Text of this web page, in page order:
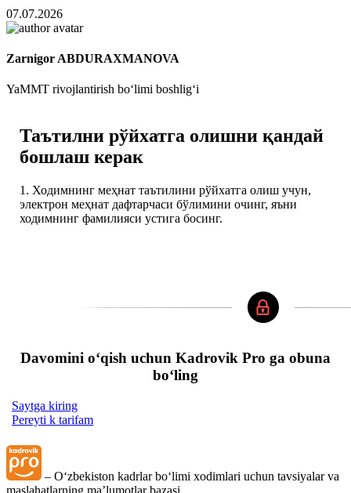
07.07.2026
Zarnigor ABDURAXMANOVA
YaMMT rivojlantirish boʻlimi boshligʻi
Таътилни рўйхатга олишни қандай
бошлаш керак
1. Ходимнинг меҳнат таътилини рўйхатга олиш учун,
электрон меҳнат дафтарчаси бўлимини очинг, яъни
ходимнинг фамилияси устига босинг.
Davomini oʻqish uchun Kadrovik Pro ga obuna
boʻling
Saytga kiring
Pereyti k tarifam
– Oʻzbekiston kadrlar boʻlimi хodimlari uchun tavsiyalar va
maslahatlarning ma’lumotlar bazasi